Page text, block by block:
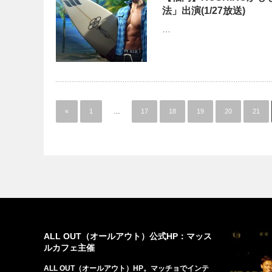
法」出演(1/27放送)
« 1 17 18 19 20 21
ALL OUT（オールアウト）公式HP：マッス
ルカフェ主催
ALL OUT（オールアウト）HP。マッチョでインテ